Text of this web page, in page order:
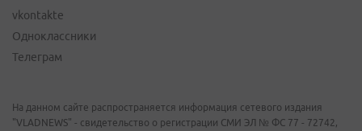
vkontakte
Одноклассники
Телеграм
На данном сайте распространяется информация сетевого издания
"VLADNEWS" - свидетельство о регистрации СМИ ЭЛ № ФС 77 - 72742,